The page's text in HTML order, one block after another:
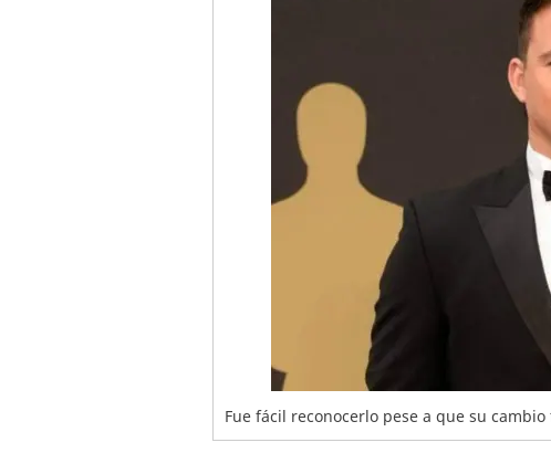
Fue fácil reconocerlo pese a que su